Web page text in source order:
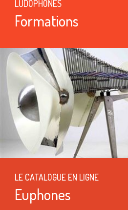
LUDOPHONES
Formations
LE CATALOGUE EN LIGNE
Euphones